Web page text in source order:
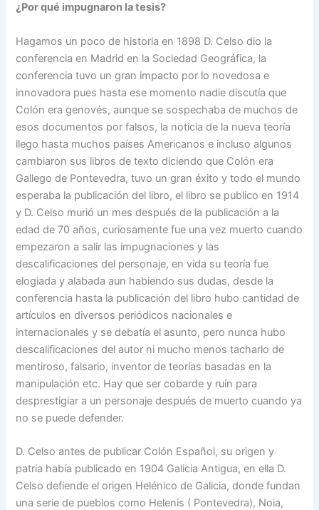
¿Por qué impugnaron la tesis?
Hagamos un poco de historia en 1898 D. Celso dio la
conferencia en Madrid en la Sociedad Geográfica, la
conferencia tuvo un gran impacto por lo novedosa e
innovadora pues hasta ese momento nadie discutía que
Colón era genovés, aunque se sospechaba de muchos de
esos documentos por falsos, la noticia de la nueva teoría
llego hasta muchos países Americanos e incluso algunos
cambiaron sus libros de texto diciendo que Colón era
Gallego de Pontevedra, tuvo un gran éxito y todo el mundo
esperaba la publicación del libro, el libro se publico en 1914
y D. Celso murió un mes después de la publicación a la
edad de 70 años, curiosamente fue una vez muerto cuando
empezaron a salir las impugnaciones y las
descalificaciones del personaje, en vida su teoría fue
elogiada y alabada aun habiendo sus dudas, desde la
conferencia hasta la publicación del libro hubo cantidad de
artículos en diversos periódicos nacionales e
internacionales y se debatía el asunto, pero nunca hubo
descalificaciones del autor ni mucho menos tacharlo de
mentiroso, falsario, inventor de teorías basadas en la
manipulación etc. Hay que ser cobarde y ruin para
desprestigiar a un personaje después de muerto cuando ya
no se puede defender.
D. Celso antes de publicar Colón Español, su origen y
patria había publicado en 1904 Galicia Antigua, en ella D.
Celso defiende el origen Helénico de Galicia, donde fundan
una serie de pueblos como Helenis ( Pontevedra), Noia,